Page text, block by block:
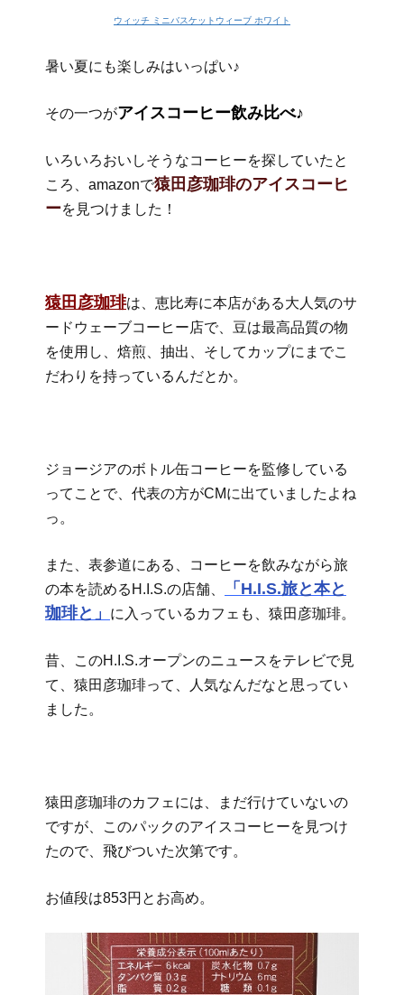
ウィッチ ミニバスケットウィーブ ホワイト
暑い夏にも楽しみはいっぱい♪
その一つがアイスコーヒー飲み比べ♪
いろいろおいしそうなコーヒーを探していたと
ころ、amazonで猿田彦珈琲のアイスコーヒ
ーを見つけました！
猿田彦珈琲は、恵比寿に本店がある大人気のサ
ードウェーブコーヒー店で、豆は最高品質の物
を使用し、焙煎、抽出、そしてカップにまでこ
だわりを持っているんだとか。
ジョージアのボトル缶コーヒーを監修している
ってことで、代表の方がCMに出ていましたよね
っ。
また、表参道にある、コーヒーを飲みながら旅
の本を読めるH.I.S.の店舗、
「H.I.S.旅と本と
珈琲と」
に入っているカフェも、猿田彦珈琲。
昔、このH.I.S.オープンのニュースをテレビで見
て、猿田彦珈琲って、人気なんだなと思ってい
ました。
猿田彦珈琲のカフェには、まだ行けていないの
ですが、このパックのアイスコーヒーを見つけ
たので、飛びついた次第です。
お値段は853円とお高め。